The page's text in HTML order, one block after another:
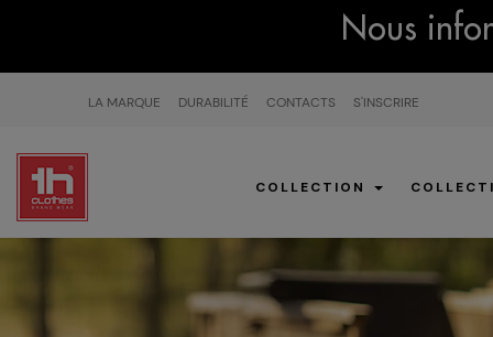
Nous
LA MARQUE DURABILITÉ CONTACTS S'INSCRIRE
COLLECTION